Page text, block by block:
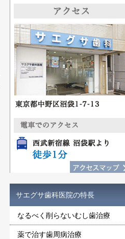
サエグサ歯科医院の特長
なるべく削らないむし歯治療
薬で治す歯周病治療